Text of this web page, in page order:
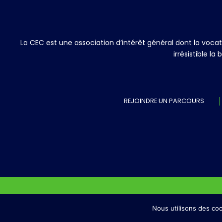
La CEC est une association d’intérêt général dont la
irrésistible la
REJOINDRE UN PARCOURS
Nous utilisons des